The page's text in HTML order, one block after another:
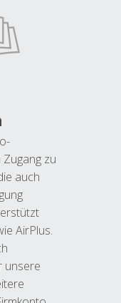
zu
auch
AirPlus.
unsere